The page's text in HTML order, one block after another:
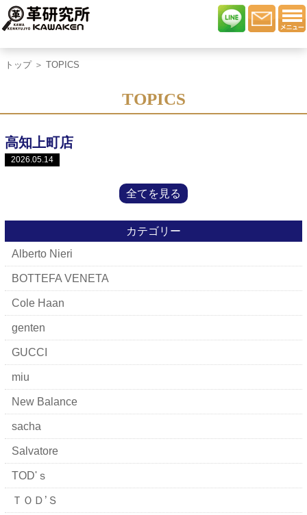
トップ＞ TOPICS
TOPICS
高知上町店
2026.05.14
全てを見る
カテゴリー
Alberto Nieri
BOTTEFA VENETA
Cole Haan
genten
GUCCI
miu
New Balance
sacha
Salvatore
TOD'ｓ
ＴＯＤ’Ｓ